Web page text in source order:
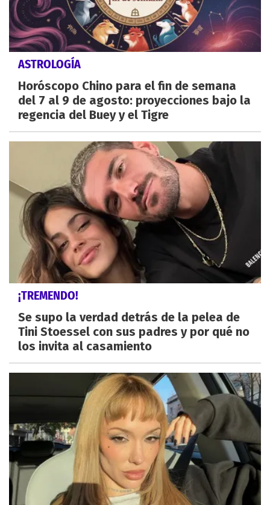
ASTROLOGÍA
Horóscopo Chino para el fin de semana
del 7 al 9 de agosto: proyecciones bajo la
regencia del Buey y el Tigre
¡TREMENDO!
Se supo la verdad detrás de la pelea de
Tini Stoessel con sus padres y por qué no
los invita al casamiento